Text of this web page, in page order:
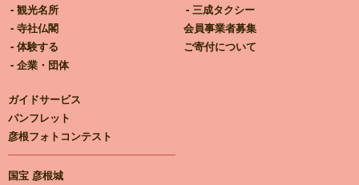
観光名所
寺社仏閣
体験する
企業・団体
三成タクシー
会員事業者募集
ご寄付について
ガイドサービス
パンフレット
彦根フォトコンテスト
国宝 彦根城